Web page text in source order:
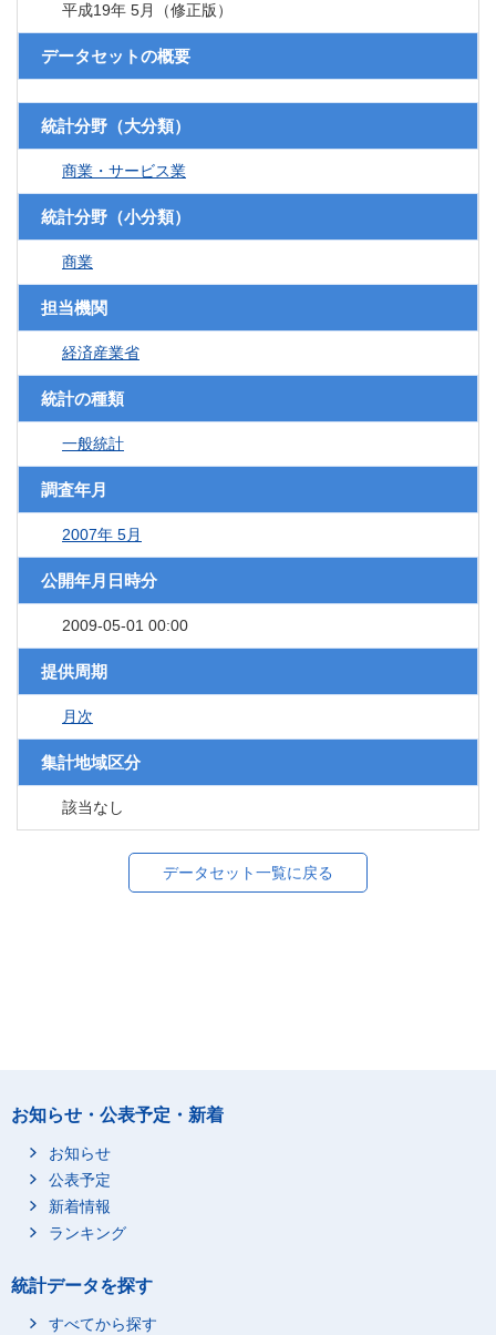
平成19年 5月（修正版）
データセットの概要
統計分野（大分類）
商業・サービス業
統計分野（小分類）
商業
担当機関
経済産業省
統計の種類
一般統計
調査年月
2007年 5月
公開年月日時分
2009-05-01 00:00
提供周期
月次
集計地域区分
該当なし
データセット一覧に戻る
お知らせ・公表予定・新着
お知らせ
公表予定
新着情報
ランキング
統計データを探す
すべてから探す